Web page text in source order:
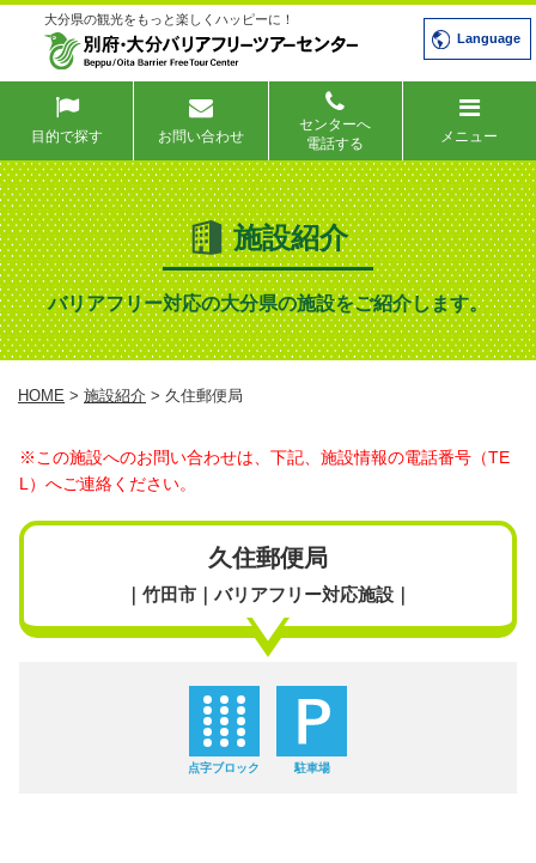
大分県の観光をもっと楽しくハッピーに！
Language
目的で探す お問い合わせ
センターへ
電話する
メニュー
施設紹介
バリアフリー対応の大分県の施設をご紹介します。
HOME > 施設紹介 > 久住郵便局
※この施設へのお問い合わせは、下記、施設情報の電話番号（TE
L）へご連絡ください。
久住郵便局
｜竹田市｜バリアフリー対応施設｜
点字ブロック 駐車場